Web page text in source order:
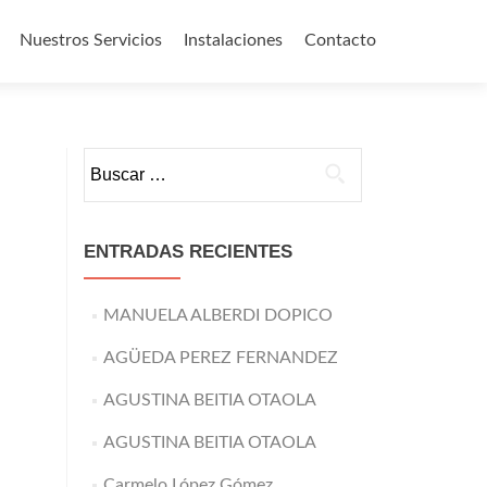
Nuestros Servicios Instalaciones Contacto
ENTRADAS RECIENTES
MANUELA ALBERDI DOPICO
AGÜEDA PEREZ FERNANDEZ
AGUSTINA BEITIA OTAOLA
AGUSTINA BEITIA OTAOLA